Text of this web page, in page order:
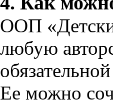
ООП
любую
Ее можно